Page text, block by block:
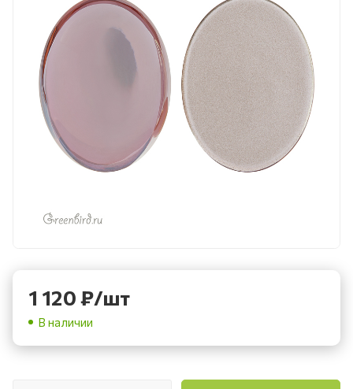
1 120₽/шт
В наличии